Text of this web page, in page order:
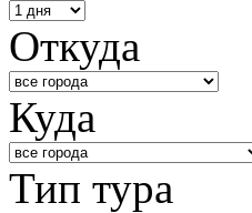
Откуда
Куда
Тип тура